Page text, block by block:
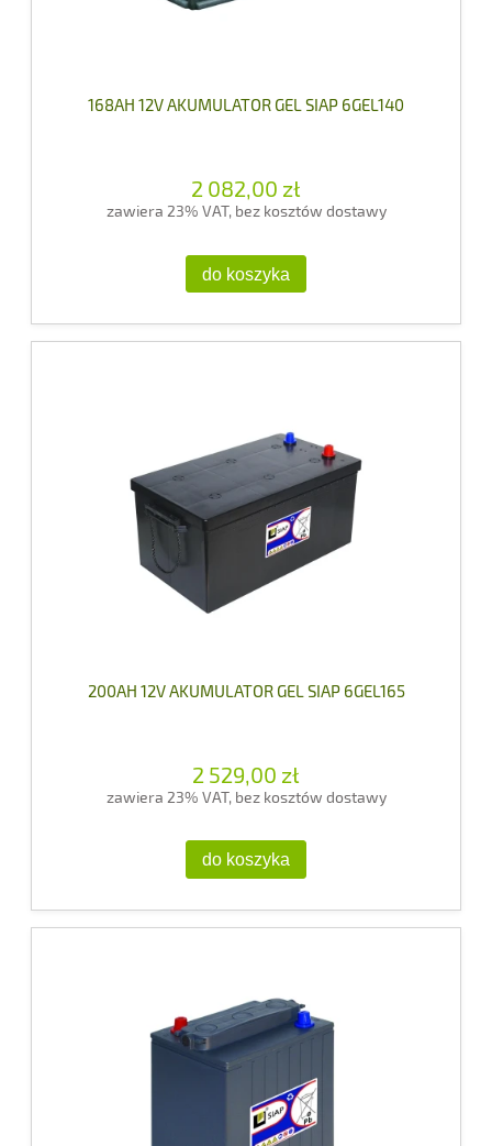
168AH 12V AKUMULATOR GEL SIAP 6GEL140
2 082,00 zł
zawiera 23% VAT, bez kosztów dostawy
do koszyka
200AH 12V AKUMULATOR GEL SIAP 6GEL165
2 529,00 zł
zawiera 23% VAT, bez kosztów dostawy
do koszyka